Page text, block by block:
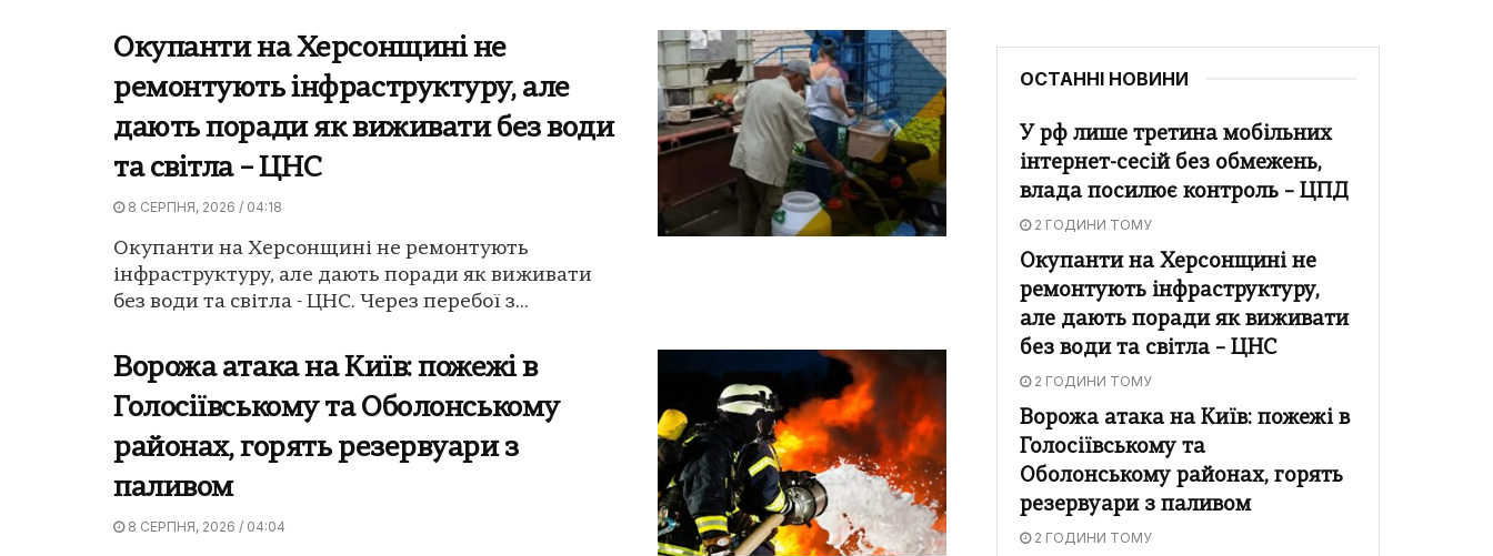
Окупанти на Херсонщині не
ремонтують інфраструктуру, але
дають поради як виживати без води
та світла – ЦНС
8 СЕРПНЯ, 2026 / 04:18
Окупанти на Херсонщині не ремонтують
інфраструктуру, але дають поради як виживати
без води та світла - ЦНС. Через перебої з...
Ворожа атака на Київ: пожежі в
Голосіївському та Оболонському
районах, горять резервуари з
паливом
8 СЕРПНЯ, 2026 / 04:04
ОСТАННІ НОВИНИ
У рф лише третина мобільних
інтернет-сесій без обмежень,
влада посилює контроль – ЦПД
2 ГОДИНИ ТОМУ
Окупанти на Херсонщині не
ремонтують інфраструктуру,
але дають поради як виживати
без води та світла – ЦНС
2 ГОДИНИ ТОМУ
Ворожа атака на Київ: пожежі в
Голосіївському та
Оболонському районах, горять
резервуари з паливом
2 ГОДИНИ ТОМУ